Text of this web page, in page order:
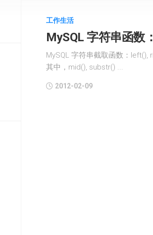
工作生活
MySQL 字符串函数
MySQL 字符串截取函数：left(),
其中，mid(), substr() ...
2012-02-09